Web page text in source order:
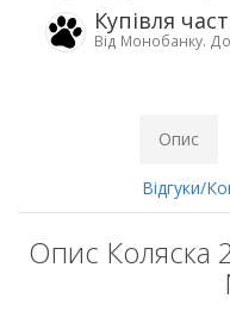
Купівля
Від Монобанку. До
Опис
Відгуки/
Опис Коляска